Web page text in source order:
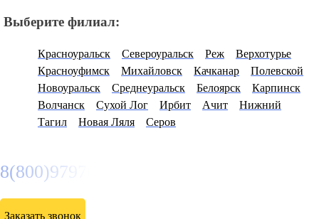
Выберите филиал:
Красноуральск Североуральск Реж
Верхотурье
Красноуфимск
Михайловск Качканар
Полевской
Новоуральск
Среднеуральск Белоярск
Карпинск
Волчанск
Сухой Лог Ирбит Ачит
Нижний
Тагил
Новая Ляля Серов
8(800)9797043
Заказать звонок